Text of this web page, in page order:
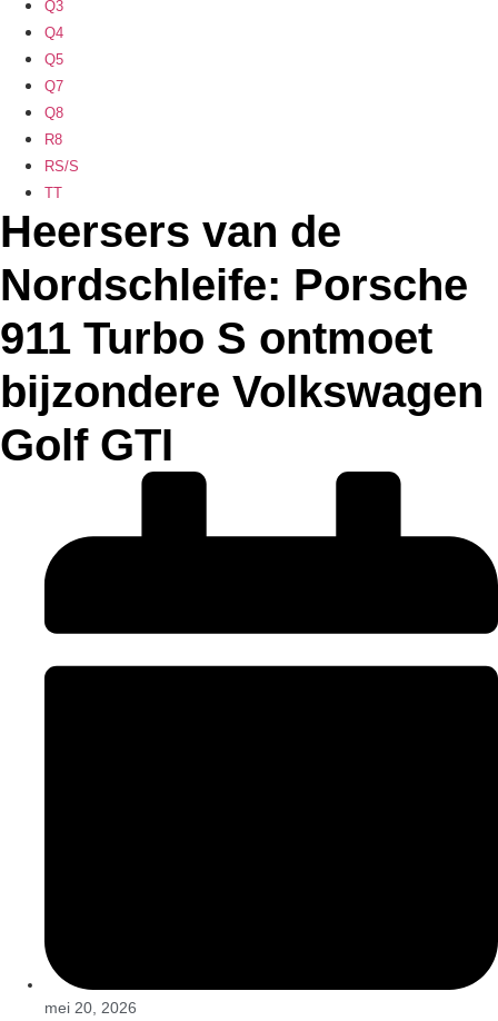
Q3
Q4
Q5
Q7
Q8
R8
RS/S
TT
Heersers van de
Nordschleife: Porsche
911 Turbo S ontmoet
bijzondere Volkswagen
Golf GTI
mei 20, 2026